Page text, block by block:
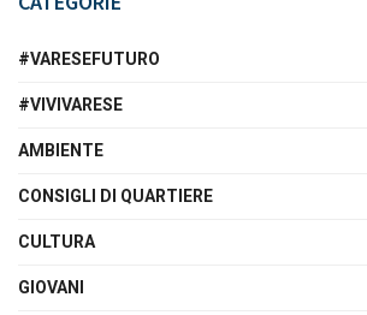
#VARESEFUTURO
#VIVIVARESE
AMBIENTE
CONSIGLI DI QUARTIERE
CULTURA
GIOVANI